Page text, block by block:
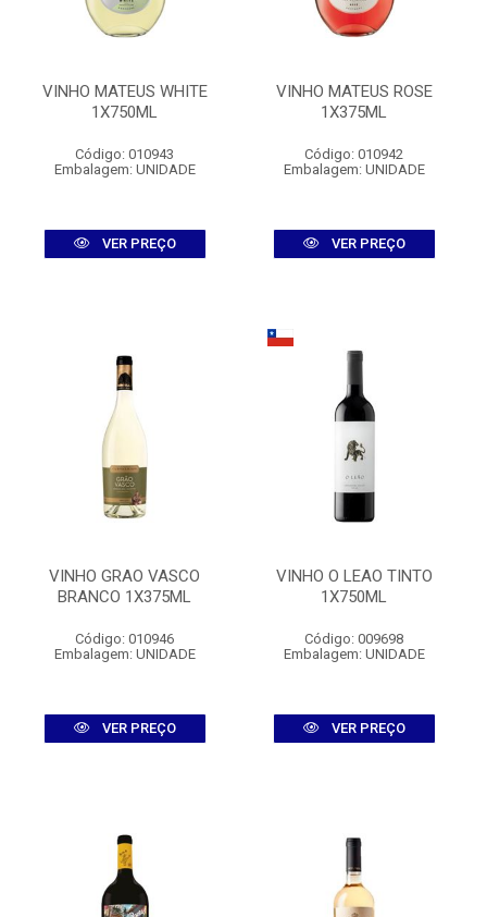
VINHO MATEUS WHITE
1X750ML
Código: 010943
Embalagem: UNIDADE
VER PREÇO
VINHO MATEUS ROSE
1X375ML
Código: 010942
Embalagem: UNIDADE
VER PREÇO
VINHO GRAO VASCO
BRANCO 1X375ML
Código: 010946
Embalagem: UNIDADE
VER PREÇO
VINHO O LEAO TINTO
1X750ML
Código: 009698
Embalagem: UNIDADE
VER PREÇO